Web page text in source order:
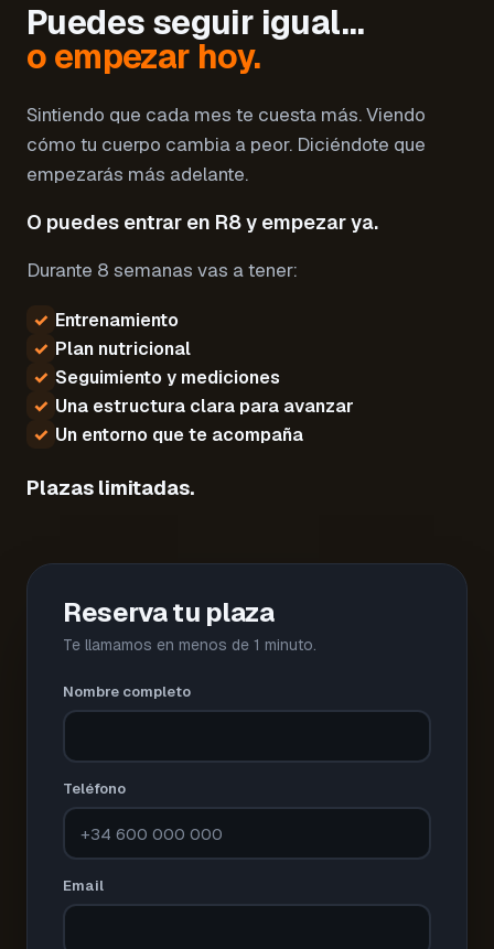
Puedes seguir igual…
o empezar hoy.
Sintiendo que cada mes te cuesta más. Viendo
cómo tu cuerpo cambia a peor. Diciéndote que
empezarás más adelante.
O puedes entrar en R8 y empezar ya.
Durante 8 semanas vas a tener:
✓ Entrenamiento
✓ Plan nutricional
✓ Seguimiento y mediciones
✓ Una estructura clara para avanzar
✓ Un entorno que te acompaña
Plazas limitadas.
Reserva tu plaza
Te llamamos en menos de 1 minuto.
Nombre completo
Teléfono
Email